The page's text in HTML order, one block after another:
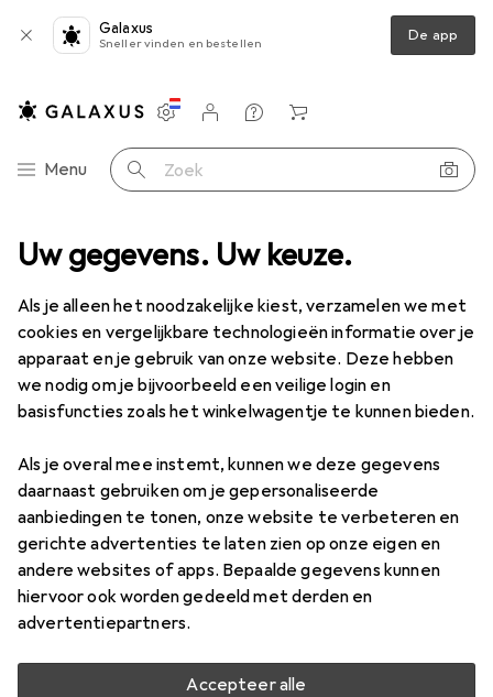
Uw gegevens. Uw keuze.
Als je alleen het noodzakelijke kiest, verzamelen we met
cookies en vergelijkbare technologieën informatie over je
apparaat en je gebruik van onze website. Deze hebben
we nodig om je bijvoorbeeld een veilige login en
basisfuncties zoals het winkelwagentje te kunnen bieden.
Als je overal mee instemt, kunnen we deze gegevens
daarnaast gebruiken om je gepersonaliseerde
aanbiedingen te tonen, onze website te verbeteren en
gerichte advertenties te laten zien op onze eigen en
andere websites of apps. Bepaalde gegevens kunnen
hiervoor ook worden gedeeld met derden en
advertentiepartners.
Accepteer alle
Galaxus
Sneller vinden en bestellen De app
Categorie navigatie
Menu Zoek op
Instellingen
Klantenaccount
Produktvergelijking
Verlanglijstje
Winkelmandje
Uvex
Categorieën bekijken